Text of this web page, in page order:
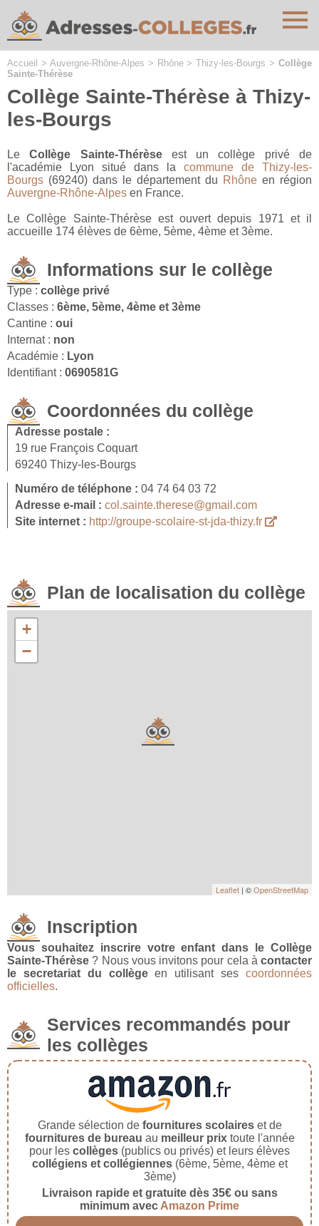
Accueil > Auvergne-Rhône-Alpes > Rhône>Thizy-les-Bourgs > Collège
Sainte-Thérèse
Collège Sainte-Thérèse à Thizy-
les-Bourgs
LeCollège Sainte-Thérèseest un collège privé de
l'académie Lyon situé dans la commune de Thizy-les-
Bourgs (69240) dans le département du Rhône en région
Auvergne-Rhône-Alpes en France.
Le Collège Sainte-Thérèse est ouvert depuis 1971 et il
accueille 174 élèves de 6ème, 5ème, 4ème et 3ème.
Informations sur le collège
Type : collège privé
Classes : 6ème, 5ème, 4ème et 3ème
Cantine : oui
Internat : non
Académie : Lyon
Identifiant : 0690581G
Coordonnées du collège
Adresse postale :
19 rue François Coquart
69240 Thizy-les-Bourgs
Numéro de téléphone : 04 74 64 03 72
Adresse e-mail : col.sainte.therese@gmail.com
Site internet : http://groupe-scolaire-st-jda-thizy.fr
Plan de localisation du collège
+
−
Leaflet | ©OpenStreetMap
Inscription
Vous souhaitez inscrire votre enfant dans le Collège
Sainte-Thérèse ? Nous vous invitons pour cela à contacter
le secretariat du collègeen utilisant sescoordonnées
officielles.
Services recommandés pour
les collèges
Grande sélection de fournitures scolaireset de
fournitures de bureau au meilleur prixtoute l'année
pour les collèges (publics ou privés) et leurs élèves
collégiens et collégiennes(6ème, 5ème, 4ème et
3ème)
Livraison rapide et gratuite dès 35€ ou sans
minimum avec Amazon Prime